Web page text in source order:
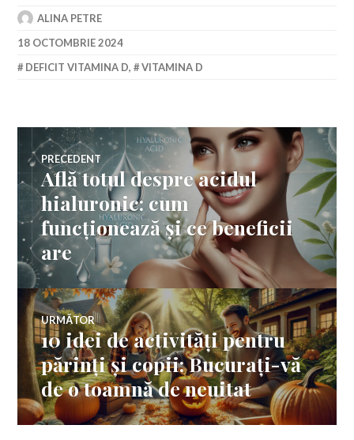
ALINA PETRE
18 OCTOMBRIE 2024
DEFICIT VITAMINA D, VITAMINA D
Navigare
în
articole
PRECEDENT
Articolul
anterior:
Află totul despre acidul
hialuronic: cum
funcționează și ce beneficii
are
URMĂTOR
Articolul
următor:
10 idei de activități pentru
părinți și copii: Bucurați-vă
de o toamnă de neuitat